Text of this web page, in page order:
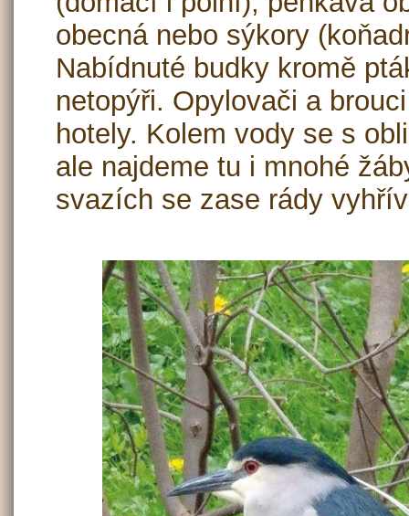
obecná nebo sýkory
Nabídnuté budky kromě
netopýři. Opylovači a
hotely. Kolem vody se s
ale najdeme tu i mnohé
svazích se zase rády